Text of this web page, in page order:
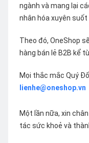
ngành và mang lại
nhân hóa xuyên
Theo đó, OneShop
hàng bán lẻ B2B kể
Mọi thắc mắc Quý
lienhe@oneshop.vn
Một lần nữa, xin
tác sức khoẻ và